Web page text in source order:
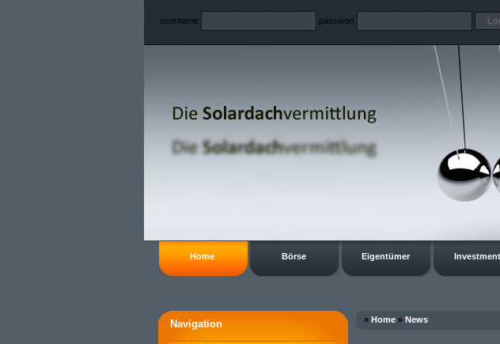
username passwort
Home Börse Eigentümer Investment
Navigation » Home » News